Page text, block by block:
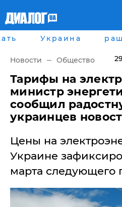
Главная
рассея
Мир
Беларусь
Военное обозрение
Наука и Техника
Экономика
Блоги
Пресса
Шоу-биз
Здоровье
Спорт
Украина
Новости Общество
Тарифы на
министр
сообщил
украинцев
Цены на
Украине
марта следующего